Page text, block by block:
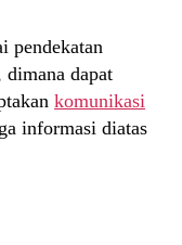
pendekatan
dapat
komunikasi
informasi diatas